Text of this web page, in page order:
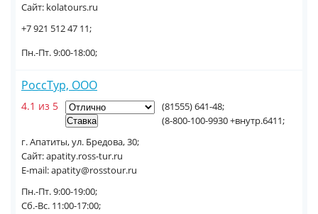
Сайт: kolatours.ru
+7 921 512 47 11;
Пн.-Пт. 9:00-18:00;
РоссТур, ООО
4.1 из 5
г. Апатиты, ул. Бредова, 30;
Сайт: apatity.ross-tur.ru
E-mail: apatity@rosstour.ru
(81555) 641-48;
(8-800-100-9930 +внутр.6411;
Пн.-Пт. 9:00-19:00;
Сб.-Вс. 11:00-17:00;